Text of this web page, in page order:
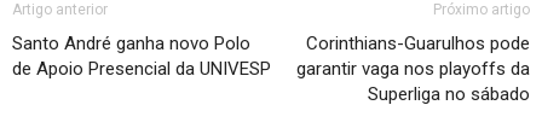
Artigo anterior
Santo André ganha novo Polo
de Apoio Presencial da UNIVESP
Próximo artigo
Corinthians-Guarulhos pode
garantir vaga nos playoffs da
Superliga no sábado